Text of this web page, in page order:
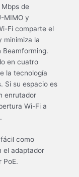
de
MIMO y
Fi comparte el
minimiza la
Beamforming.
en cuatro
la tecnología
Si su espacio es
enrutador
Wi-Fi a
como
el adaptador
PoE.